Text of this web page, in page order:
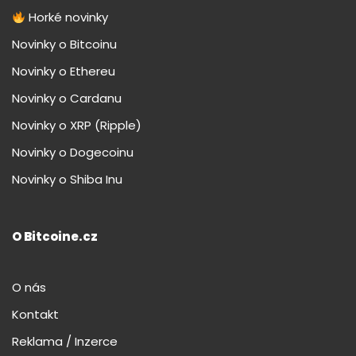
Horké novinky
Novinky o Bitcoinu
Novinky o Ethereu
Novinky o Cardanu
Novinky o XRP (Ripple)
Novinky o Dogecoinu
Novinky o Shiba Inu
O Bitcoine.cz
O nás
Kontakt
Reklama / Inzerce